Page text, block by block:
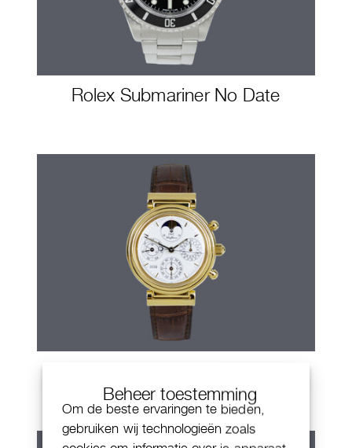
Beheer toestemming
Om de beste ervaringen te bieden,
gebruiken wij technologieën zoals
Rolex Submariner No Date